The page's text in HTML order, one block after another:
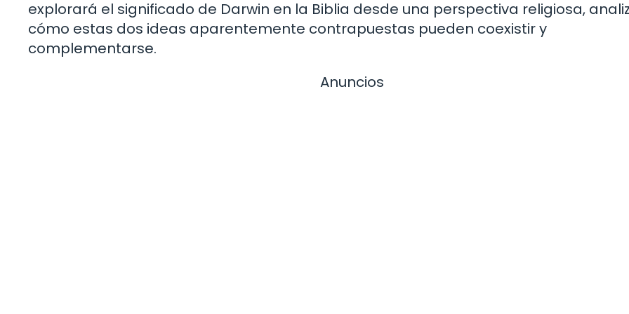
explorará el significado de Darwin en la Biblia desde una perspectiva religiosa,
cómo estas dos ideas aparentemente contrapuestas pueden coexistir y
complementarse.
Anuncios